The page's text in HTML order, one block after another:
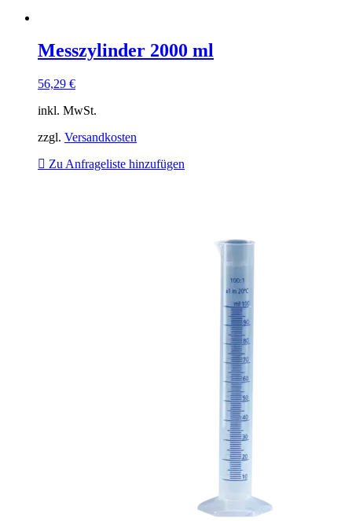
Messzylinder 2000 ml
56,29 €
inkl. MwSt.
zzgl. Versandkosten
Zu Anfrageliste hinzufügen